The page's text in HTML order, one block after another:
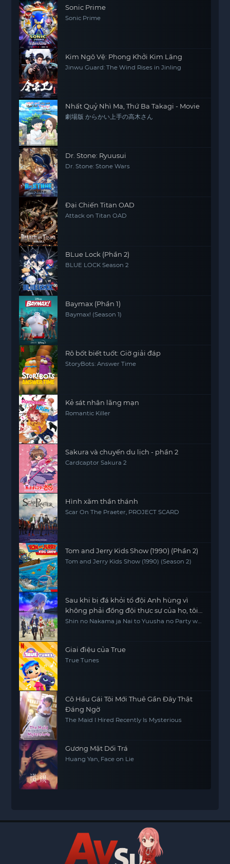
Sonic Prime
Sonic Prime
Kim Ngô Vệ: Phong Khởi Kim Lăng
Jinwu Guard: The Wind Rises in Jinling
Nhất Quỷ Nhì Ma, Thứ Ba Takagi - Movie
劇場版 からかい上手の高木さん
Dr. Stone: Ryuusui
Dr. Stone: Stone Wars
Đại Chiến Titan OAD
Attack on Titan OAD
BLue Lock (Phần 2)
BLUE LOCK Season 2
Baymax (Phần 1)
Baymax! (Season 1)
Rô bốt biết tuốt: Giờ giải đáp
StoryBots: Answer Time
Kẻ sát nhân lãng mạn
Romantic Killer
Sakura và chuyến du lịch - phần 2
Cardcaptor Sakura 2
Hình xăm thần thánh
Scar On The Praeter, PROJECT SCARD
Tom and Jerry Kids Show (1990) (Phần 2)
Tom and Jerry Kids Show (1990) (Season 2)
Sau khi bị đá khỏi tổ đội Anh hùng vì
không phải đồng đội thực sự của họ, tôi
quyết định sẽ sống chậm lại ở nơi biên ải
Shin no Nakama ja Nai to Yuusha no Party wo
Countryside
Giai điệu của True
True Tunes
Cô Hầu Gái Tôi Mới Thuê Gần Đây Thật
Đáng Ngờ
The Maid I Hired Recently Is Mysterious
Gương Mặt Dối Trá
Huang Yan, Face on Lie